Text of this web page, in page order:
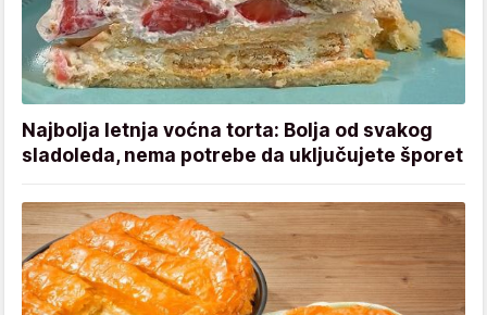
Najbolja letnja voćna torta: Bolja od svakog
sladoleda, nema potrebe da uključujete šporet